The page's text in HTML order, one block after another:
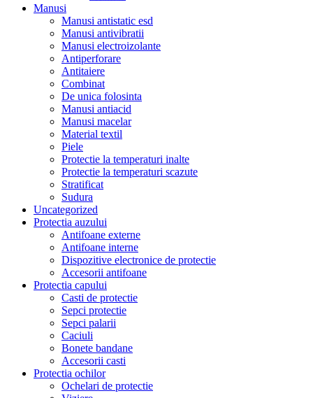
Manusi
Manusi antistatic esd
Manusi antivibratii
Manusi electroizolante
Antiperforare
Antitaiere
Combinat
De unica folosinta
Manusi antiacid
Manusi macelar
Material textil
Piele
Protectie la temperaturi inalte
Protectie la temperaturi scazute
Stratificat
Sudura
Uncategorized
Protectia auzului
Antifoane externe
Antifoane interne
Dispozitive electronice de protectie
Accesorii antifoane
Protectia capului
Casti de protectie
Sepci protectie
Sepci palarii
Caciuli
Bonete bandane
Accesorii casti
Protectia ochilor
Ochelari de protectie